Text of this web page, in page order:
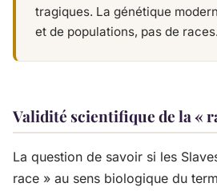
tragiques. La génétique
et de populations, pas de races.
Validité scientifique de la «
La question de savoir si les
race » au sens biologique du